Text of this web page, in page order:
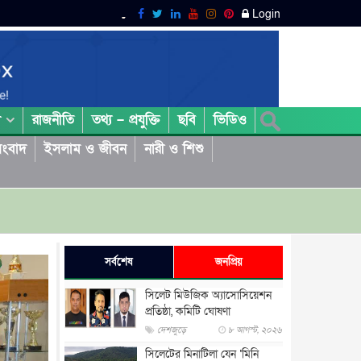
Login
রাজনীতি তথ্য – প্রযুক্তি ছবি
ভিডিও
ইসলাম ও জীবন
নারী ও শিশু
সর্বশেষ জনপ্রিয়
সিলেট মিউজিক অ্যাসোসিয়েশন
প্রতিষ্ঠা, কমিটি ঘোষণা
দেশজুড়ে ৮ আগস্ট, ২০২৬
সিলেটের মিনাটিলা যেন ‘মিনি